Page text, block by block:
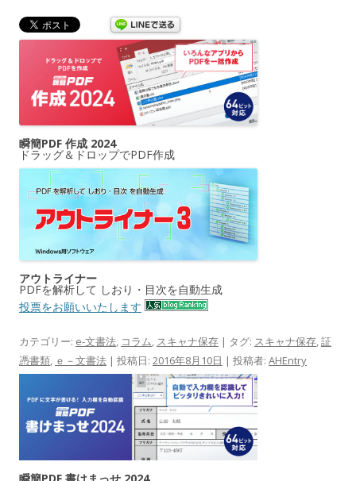
瞬簡PDF 作成 2024
ドラッグ＆ドロップでPDF作成
アウトライナー
PDFを解析して しおり・目次を自動生成
投票をお願いいたします
カテゴリー: e-文書法, コラム, スキャナ保存 | タグ: スキャナ保存,証
憑書類, ｅ－文書法 | 投稿日: 2016年8月10日 | 投稿者: AHEntry